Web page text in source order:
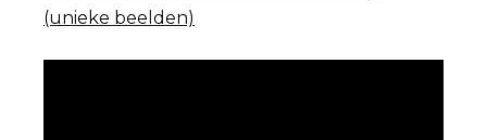
(unieke beelden)